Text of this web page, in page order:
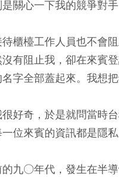
關心一下我的競爭對
櫃檯工作人員也不會
有阻止我，卻在來賓
字全部蓋起來。我想
好奇，於是就問當時
位來賓的資訊都是隱
九○年代，發生在半